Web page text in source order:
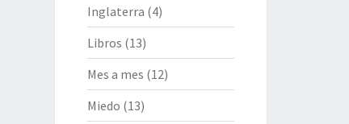
Inglaterra (4)
Libros (13)
Mes a mes (12)
Miedo (13)